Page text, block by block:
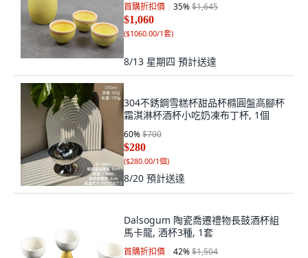
首購折扣價 35%$1,645
$1,060
($1060.00/1套)
8/13 星期四 預計送達
304不銹鋼雪糕杯甜品杯橢圓盤高腳杯
霜淇淋杯酒杯小吃奶凍布丁杯, 1個
60%$700
$280
($280.00/1個)
8/20 預計送達
Dalsogum 陶瓷喬遷禮物長鼓酒杯組
馬卡龍, 酒杯3種, 1套
首購折扣價 42%$1,504